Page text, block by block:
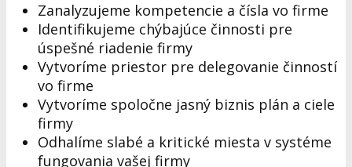
Zanalyzujeme kompetencie a čísla vo firme
Identifikujeme chýbajúce činnosti pre
úspešné riadenie firmy
Vytvoríme priestor pre delegovanie činností
vo firme
Vytvoríme spoločne jasný biznis plán a ciele
firmy
Odhalíme slabé a kritické miesta v systéme
fungovania vašej firmy